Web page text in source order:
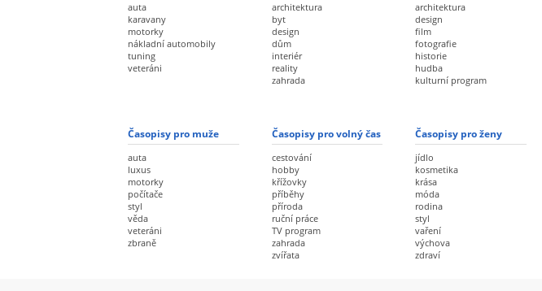
auta
karavany
motorky
nákladní automobily
tuning
veteráni
architektura
byt
design
dům
interiér
reality
zahrada
architektura
design
film
fotografie
historie
hudba
kulturní program
Časopisy pro muže
auta
luxus
motorky
počítače
styl
věda
veteráni
zbraně
Časopisy pro volný čas
cestování
hobby
křížovky
příběhy
příroda
ruční práce
TV program
zahrada
zvířata
Časopisy pro ženy
jídlo
kosmetika
krása
móda
rodina
styl
vaření
výchova
zdraví